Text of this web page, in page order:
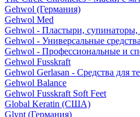
Gehwol (Германия)
Gehwol Med
Gehwol - Пластыри, супинаторы,
Gehwol - Универсальные средства
Gehwol - Профессиональные и
Gehwol Fusskraft
Gehwol Gerlasan - Средства для
Gehwol Balance
Gehwol Fusskraft Soft Feet
Global Keratin (США)
Glynt (Германия)